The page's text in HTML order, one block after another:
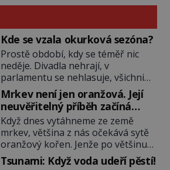
Kde se vzala okurková sezóna?
Prostě období, kdy se téměř nic
neděje. Divadla nehrají, v
parlamentu se nehlasuje, všichni
jsou na dovolené a média tak
nemají o čem mluvit a psát. A
vymýšlejí si proto témata, které
nikoho nezajímají. Proč je však ona
letní doba spojovaná zrovna s
okurkami? Okurkovou sezónu
známe už od poloviny 19. století,
Mrkev není jen oranžová. Její
neuvěřitelný příběh začíná
fialovou barvou
Když dnes vytáhneme ze země
mrkev, většina z nás očekává sytě
oranžový kořen. Jenže po většinu
své historie je mrkev všechno
Tsunami: Když voda udeří pěstí!